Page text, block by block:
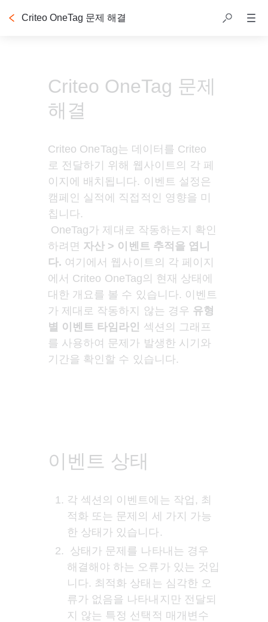
Criteo OneTag 문제 해결
Criteo OneTag 문제
해결
Criteo OneTag는 데이터를 Criteo
로 전달하기 위해 웹사이트의 각 페
이지에 배치됩니다. 이벤트 설정은
캠페인 실적에 직접적인 영향을 미
칩니다.
하려면 자산 > 이벤트 추적을 엽니
다. 여기에서 웹사이트의 각 페이지
에서 Criteo OneTag의 현재 상태에
대한 개요를 볼 수 있습니다. 이벤트
가 제대로 작동하지 않는 경우 유형
별 이벤트 타임라인 섹션의 그래프
를 사용하여 문제가 발생한 시기와
기간을 확인할 수 있습니다.
이벤트 상태
각 섹션의 이벤트에는 작업, 최
적화 또는 문제의 세 가지 가능
한 상태가 있습니다.
해결해야 하는 오류가 있는 것입
니다. 최적화 상태는 심각한 오
류가 없음을 나타내지만 전달되
지 않는 특정 선택적 매개변수